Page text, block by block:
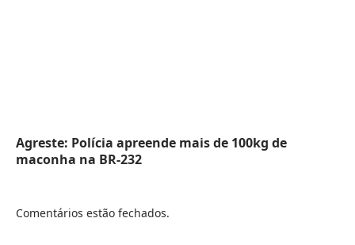
Agreste: Polícia apreende mais de 100kg de
maconha na BR-232
Comentários estão fechados.